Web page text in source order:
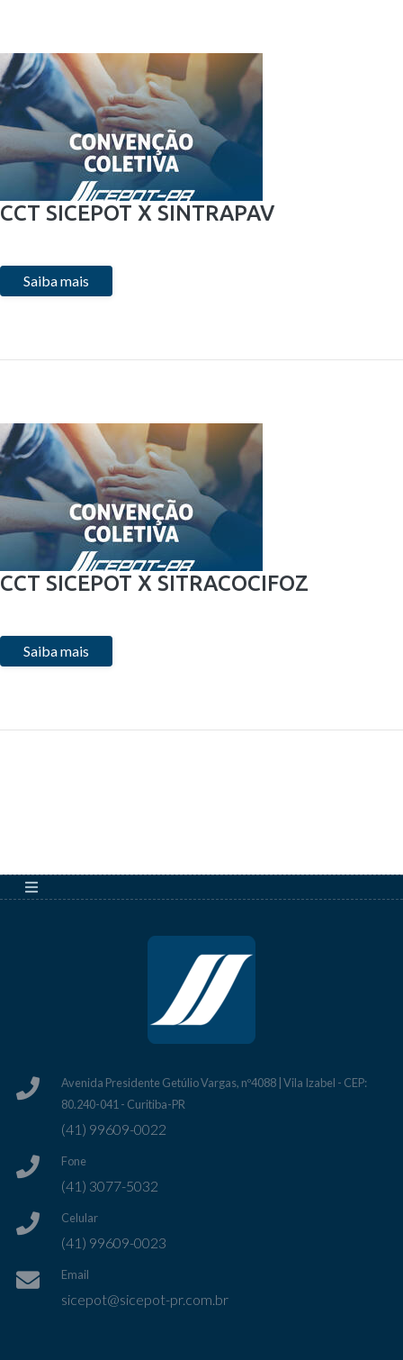
CCT SICEPOT X SINTRAPAV
Saiba mais
CCT SICEPOT X SITRACOCIFOZ
Saiba mais
Avenida Presidente Getúlio Vargas, nº4088 | Vila Izabel - CEP:
80.240-041 - Curitiba-PR
(41) 99609-0022
Fone
(41) 3077-5032
Celular
(41) 99609-0023
Email
sicepot@sicepot-pr.com.br